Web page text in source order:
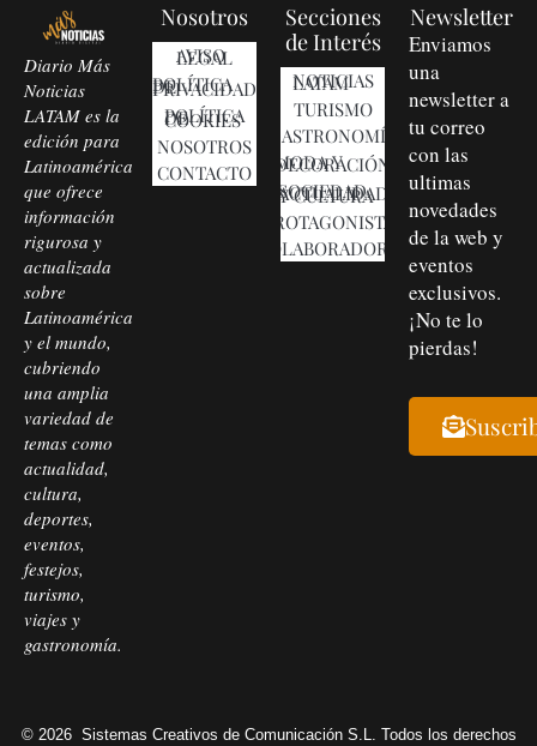
Diario Más
Noticias
LATAM es la
edición para
Latinoamérica
que ofrece
información
rigurosa y
actualizada
sobre
Latinoamérica
y el mundo,
cubriendo
una amplia
variedad de
temas como
actualidad,
cultura,
deportes,
eventos,
festejos,
turismo,
viajes y
gastronomía.
Nosotros
AVISO LEGAL
POLÍTICA DE PRIVACIDAD
POLÍTICA DE COOKIES
NOSOTROS
CONTACTO
Secciones
de Interés
NOTICIAS LATAM
TURISMO
GASTRONOMÍA
MODA Y DECORACIÓN
SOCIEDAD, ACTUALIDAD Y CULTURA
PROTAGONISTAS
COLABORADORES
Newsletter
Enviamos
una
newsletter a
tu correo
con las
ultimas
novedades
de la web y
eventos
exclusivos.
¡No te lo
pierdas!
© 2026 Sistemas Creativos de Comunicación S.L. Todos los derechos